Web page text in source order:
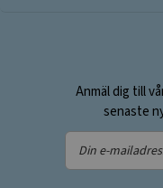
Anmäl dig till
senaste
Din
e-